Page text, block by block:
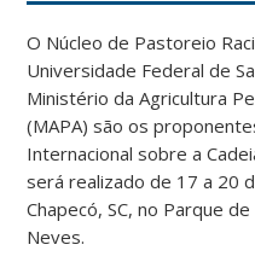
O Núcleo de Pastoreio
Universidade Federal de
Ministério da Agricultura
(MAPA) são os
Internacional sobre a
será realizado de 17 a 20
Chapecó, SC, no Parque
Neves.